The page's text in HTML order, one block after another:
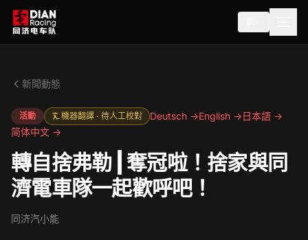
新聞動態
活動 機器翻譯 · 待人工校對 Deutsch →English →日本語 →
简体中文 →
轉自捨弗勒 | 奪冠啦！捨家與同
濟電車隊一起歡呼吧！
同济汽小能